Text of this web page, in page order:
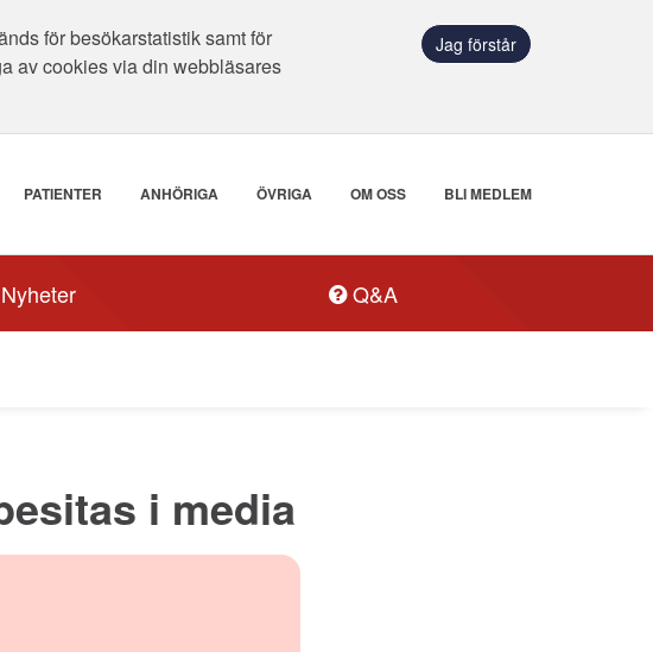
för besökarstatistik samt för
av cookies via din webbläsares
Jag förstår
PATIENTER ANHÖRIGA ÖVRIGA OM OSS BLI MEDLEM
Nyheter Q&A
i media